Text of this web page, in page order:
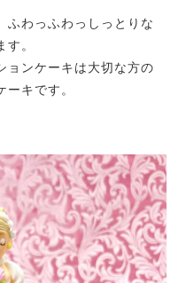
ふわっふわっしっとりな
。
ョンケーキは大切な方の
キです。